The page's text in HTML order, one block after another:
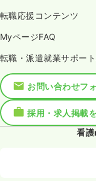
転職応援コンテンツ
MyページFAQ
転職・派遣就業サポー
お問い合わせフ
採用・求人掲載
看